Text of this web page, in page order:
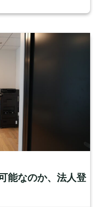
能なのか、法人登